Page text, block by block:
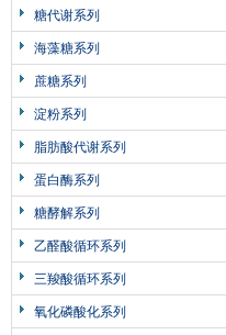
糖代谢系列
海藻糖系列
蔗糖系列
淀粉系列
脂肪酸代谢系列
蛋白酶系列
糖酵解系列
乙醛酸循环系列
三羧酸循环系列
氧化磷酸化系列